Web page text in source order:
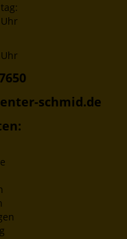
schmid.de